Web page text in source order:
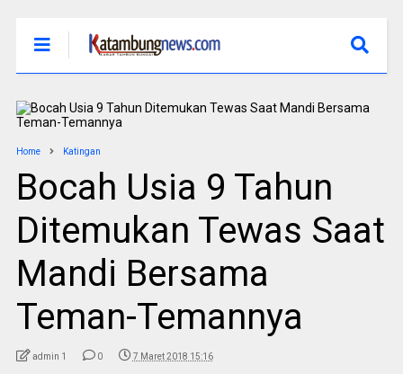
Home Katingan
Bocah Usia 9 Tahun
Ditemukan Tewas Saat
Mandi Bersama
Teman-Temannya
admin 1 0 7 Maret 2018 15:16